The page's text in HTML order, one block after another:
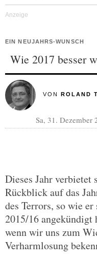
EIN NEUJAHRS-WUNSCH
Wie 2017 besser
VON ROLAND
Sa, 31. Dezember
Dieses Jahr
Rückblick auf das
des Terrors, so wie
2015/16 angekündigt
wenn wir uns zum
Verharmlosung